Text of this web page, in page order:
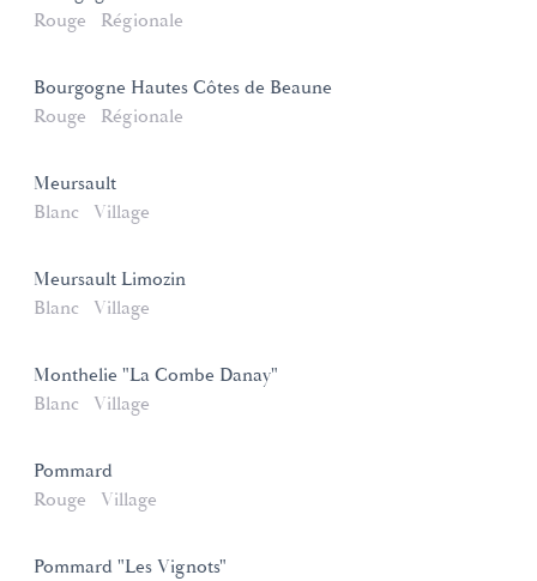
Rouge
Régionale
Bourgogne Hautes Côtes de Beaune
Rouge
Régionale
Meursault
Blanc
Village
Meursault Limozin
Blanc
Village
Monthelie "La Combe Danay"
Blanc
Village
Pommard
Rouge
Village
Pommard "Les Vignots"